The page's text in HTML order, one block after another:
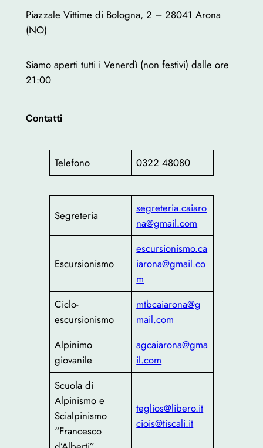
Piazzale Vittime di Bologna, 2 – 28041 Arona
(NO)
Siamo aperti tutti i Venerdì (non festivi) dalle ore
21:00
Contatti
Telefono 0322 48080
Segreteria
segreteria.caiaro
na@gmail.com
Escursionismo
escursionismo.ca
iarona@gmail.co
m
Ciclo-
escursionismo
mtbcaiarona@g
mail.com
Alpinimo
giovanile
agcaiarona@gma
il.com
Scuola di
Alpinismo e
Scialpinismo
“Francesco
teglios@libero.it
ciois@tiscali.it